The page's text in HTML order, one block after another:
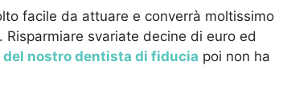
facile da attuare e converrà moltissimo
svariate decine di euro ed
del nostro dentista di fiducia poi non ha